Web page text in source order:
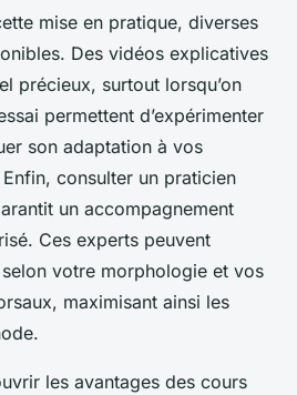
mise en pratique, diverses
Des vidéos explicatives
précieux, surtout lorsqu’on
permettent d’expérimenter
son adaptation à vos
consulter un praticien
un accompagnement
Ces experts peuvent
votre morphologie et vos
maximisant ainsi les
les avantages des cours